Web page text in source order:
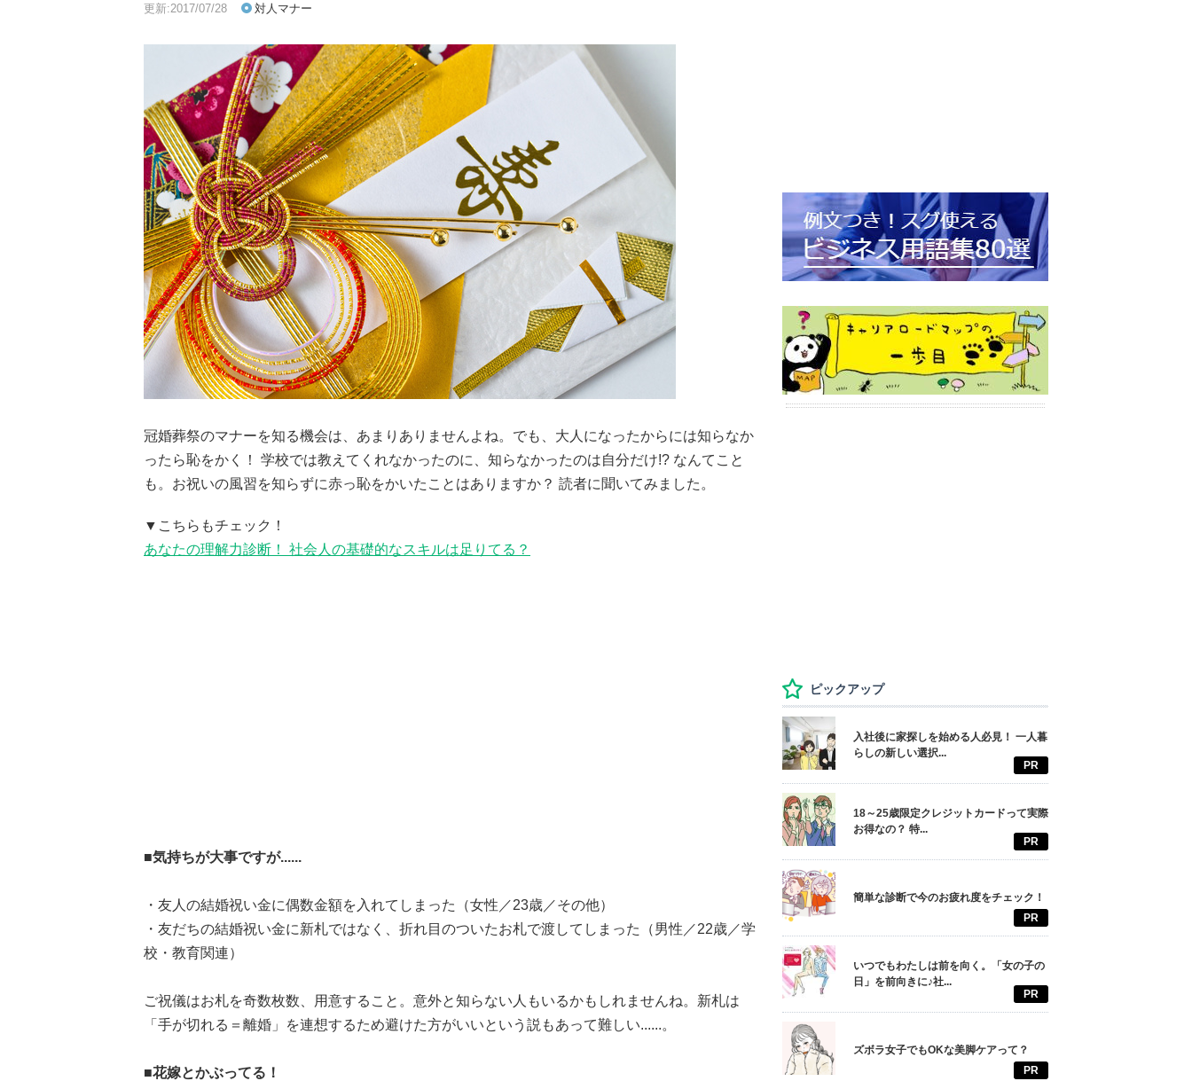
更新:2017/07/28 対人マナー
冠婚葬祭のマナーを知る機会は、あまりありませんよね。でも、大人になったからには知らなか
ったら恥をかく！ 学校では教えてくれなかったのに、知らなかったのは自分だけ!? なんてこと
も。お祝いの風習を知らずに赤っ恥をかいたことはありますか？ 読者に聞いてみました。
▼こちらもチェック！
あなたの理解力診断！ 社会人の基礎的なスキルは足りてる？
■気持ちが大事ですが......
・友人の結婚祝い金に偶数金額を入れてしまった（女性／23歳／その他）
・友だちの結婚祝い金に新札ではなく、折れ目のついたお札で渡してしまった（男性／22歳／学
校・教育関連）
ご祝儀はお札を奇数枚数、用意すること。意外と知らない人もいるかもしれませんね。新札は
「手が切れる＝離婚」を連想するため避けた方がいいという説もあって難しい......。
■花嫁とかぶってる！
ピックアップ
入社後に家探しを始める人必見！ 一人暮
らしの新しい選択...
PR
18～25歳限定クレジットカードって実際
お得なの？ 特...
PR
簡単な診断で今のお疲れ度をチェック！
PR
いつでもわたしは前を向く。「女の子の
日」を前向きに♪社...
PR
ズボラ女子でもOKな美脚ケアって？
PR